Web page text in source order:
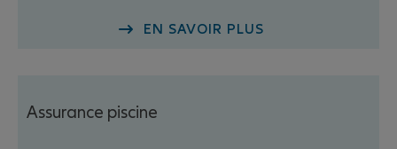
EN SAVOIR PLUS
Assurance piscine